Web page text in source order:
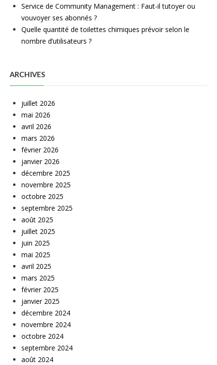
Service de Community Management : Faut-il tutoyer ou
vouvoyer ses abonnés ?
Quelle quantité de toilettes chimiques prévoir selon le
nombre d’utilisateurs ?
ARCHIVES
juillet 2026
mai 2026
avril 2026
mars 2026
février 2026
janvier 2026
décembre 2025
novembre 2025
octobre 2025
septembre 2025
août 2025
juillet 2025
juin 2025
mai 2025
avril 2025
mars 2025
février 2025
janvier 2025
décembre 2024
novembre 2024
octobre 2024
septembre 2024
août 2024